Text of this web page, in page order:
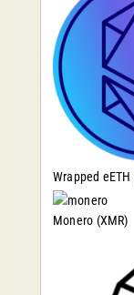
Wrapped eETH
Monero (XMR)